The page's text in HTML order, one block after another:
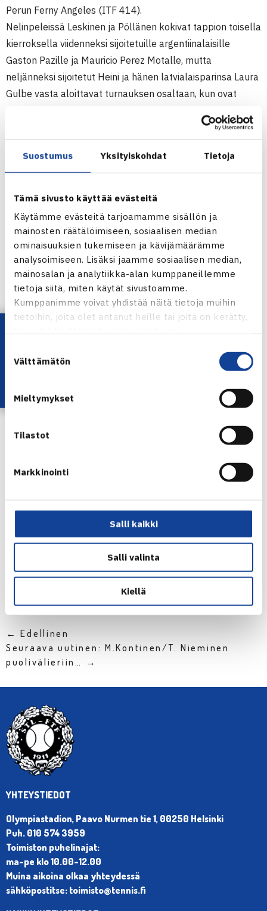
Suostumus Yksityiskohdat Tietoja
Tämä sivusto käyttää evästeitä
Käytämme evästeitä tarjoamamme sisällön ja
mainosten räätälöimiseen, sosiaalisen median
ominaisuuksien tukemiseen ja kävijämäärämme
analysoimiseen. Lisäksi jaamme sosiaalisen median,
mainosalan ja analytiikka-alan kumppaneillemme
tietoja siitä, miten käytät sivustoamme.
Kumppanimme voivat yhdistää näitä tietoja muihin
tietoihin, joita olet antanut heille tai joita on kerätty,
valinta
Välttämätön
Mieltymykset
Tilastot
Markkinointi
Salli kaikki
Salli valinta
Kiellä
Perun Ferny Angeles (ITF 414).
Nelinpeleissä Leskinen ja Pöllänen kokivat tappion toisella
kierroksella viidenneksi sijoitetuille argentiinalaisille
Gaston Pazille ja Mauricio Perez Motalle, mutta
neljänneksi sijoitetut Heini ja hänen latvialaisparinsa Laura
Gulbe vasta aloittavat turnauksen osaltaan, kun ovat
Meksikon Carmen Araceli Cordoba ja Chilen Macarena
Olivares Lopez.
Juniorien ITF-pistekilpailu (2.kateg.)
Copa Milo
Poikien kaksinpeli
2.kierrosta: Herkko Pöllänen – Markos Kalovelonis
Kreikka 36 63 64, Nikolas Papic Chile – Santtu Leskinen
62 64
Tyttöjen kaksinpeli
2.kierrosta: Heini Salonen (8.) – Daria Sharapova Valko-
Venäjä 64 76(2)
2.kierrosta: Gaston Paz/Mauricio Perez Mota Argentiina
Copa Milo verkossa
Jaa:
← Edellinen
Seuraava uutinen: M.Kontinen/T. Nieminen
puolivälieriin… →
Lataa OmaTennis!
YHTEYSTIEDOT
Olympiastadion, Paavo Nurmen tie 1, 00250 Helsinki
Puh. 010 574 3959
Toimiston puhelinajat:
ma-pe klo 10.00-12.00
Muina aikoina olkaa yhteydessä
sähköpostitse: toimisto@tennis.fi